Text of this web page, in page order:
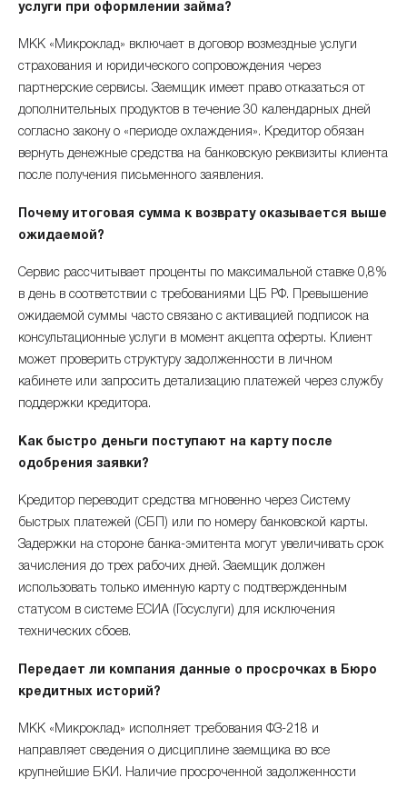
услуги при оформлении займа?
МКК «Микроклад» включает в договор возмездные услуги
страхования и юридического сопровождения через
партнерские сервисы. Заемщик имеет право отказаться от
дополнительных продуктов в течение 30 календарных дней
согласно закону о «периоде охлаждения». Кредитор обязан
вернуть денежные средства на банковскую реквизиты клиента
после получения письменного заявления.
Почему итоговая сумма к возврату оказывается выше
ожидаемой?
Сервис рассчитывает проценты по максимальной ставке 0,8%
в день в соответствии с требованиями ЦБ РФ. Превышение
ожидаемой суммы часто связано с активацией подписок на
консультационные услуги в момент акцепта оферты. Клиент
может проверить структуру задолженности в личном
кабинете или запросить детализацию платежей через службу
поддержки кредитора.
Как быстро деньги поступают на карту после
одобрения заявки?
Кредитор переводит средства мгновенно через Систему
быстрых платежей (СБП) или по номеру банковской карты.
Задержки на стороне банка-эмитента могут увеличивать срок
зачисления до трех рабочих дней. Заемщик должен
использовать только именную карту с подтвержденным
статусом в системе ЕСИА (Госуслуги) для исключения
технических сбоев.
Передает ли компания данные о просрочках в Бюро
кредитных историй?
МКК «Микроклад» исполняет требования ФЗ-218 и
направляет сведения о дисциплине заемщика во все
крупнейшие БКИ. Наличие просроченной задолженности